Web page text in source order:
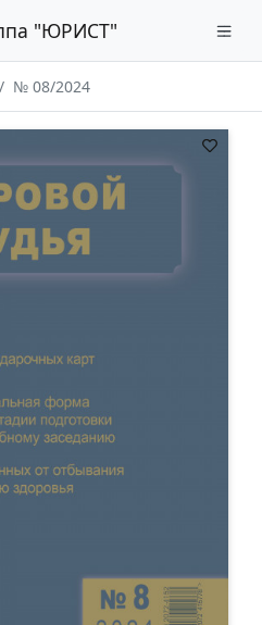
"ЮРИСТ"
№ 08/2024